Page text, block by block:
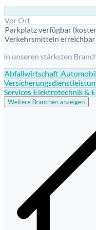
Vor Ort
Parkplatz verfügbar
Verkehrsmitteln erreichbar
in unseren stärksten
Abfallwirtschaft Automobil
Services Elektrotechnik &
Weitere Branchen anzeigen